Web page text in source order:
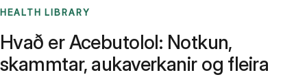
HEALTH LIBRARY
Hvað er Acebutolol: Notkun,
skammtar, aukaverkanir og fleira